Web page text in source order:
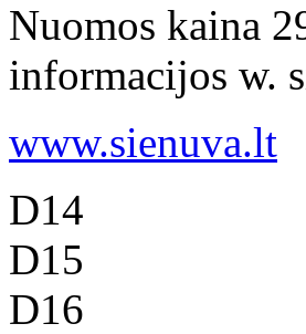
Nuomos kaina
informacijos w.
www.sienuva.lt
D14
D15
D16